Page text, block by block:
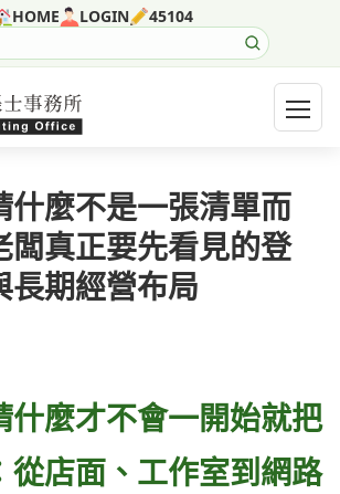
HOME LOGIN 45104
容
開啟
什麼不是一張清單而
闆真正要先看見的登
長期經營布局
什麼才不會一開始就把
從店面、工作室到網路